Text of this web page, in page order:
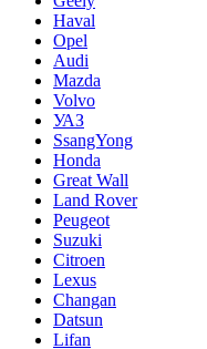
Haval
Opel
Audi
Mazda
Volvo
УАЗ
SsangYong
Honda
Great Wall
Land Rover
Peugeot
Suzuki
Citroen
Lexus
Changan
Datsun
Lifan